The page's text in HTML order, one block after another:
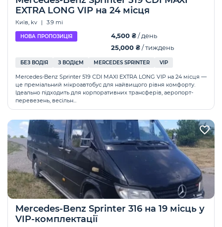
EXTRA LONG VIP на 24 місця
Київ, kv | 3.9 mi
НОВА ПРОПОЗИЦІЯ 4,500 ₴/ день
25,000 ₴/ тиждень
БЕЗ ВОДІЯ З ВОДІЄМ MERCEDES SPRINTER VIP
Mercedes-Benz Sprinter 519 CDI MAXI EXTRA LONG VIP на 24 місця —
це преміальний мікроавтобус для найвищого рівня комфорту.
Ідеально підходить для корпоративних трансферів, аеропорт-
перевезень, весільн...
Mercedes-Benz Sprinter 316 на 19 місць у
VIP-комплектації